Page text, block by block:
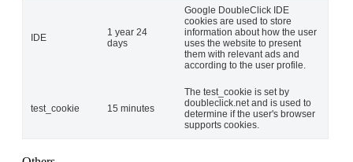
IDE
1 year 24
days
Google DoubleClick IDE
cookies are used to store
information about how the user
uses the website to present
them with relevant ads and
according to the user profile.
test_cookie 15 minutes
The test_cookie is set by
doubleclick.net and is used to
determine if the user's browser
supports cookies.